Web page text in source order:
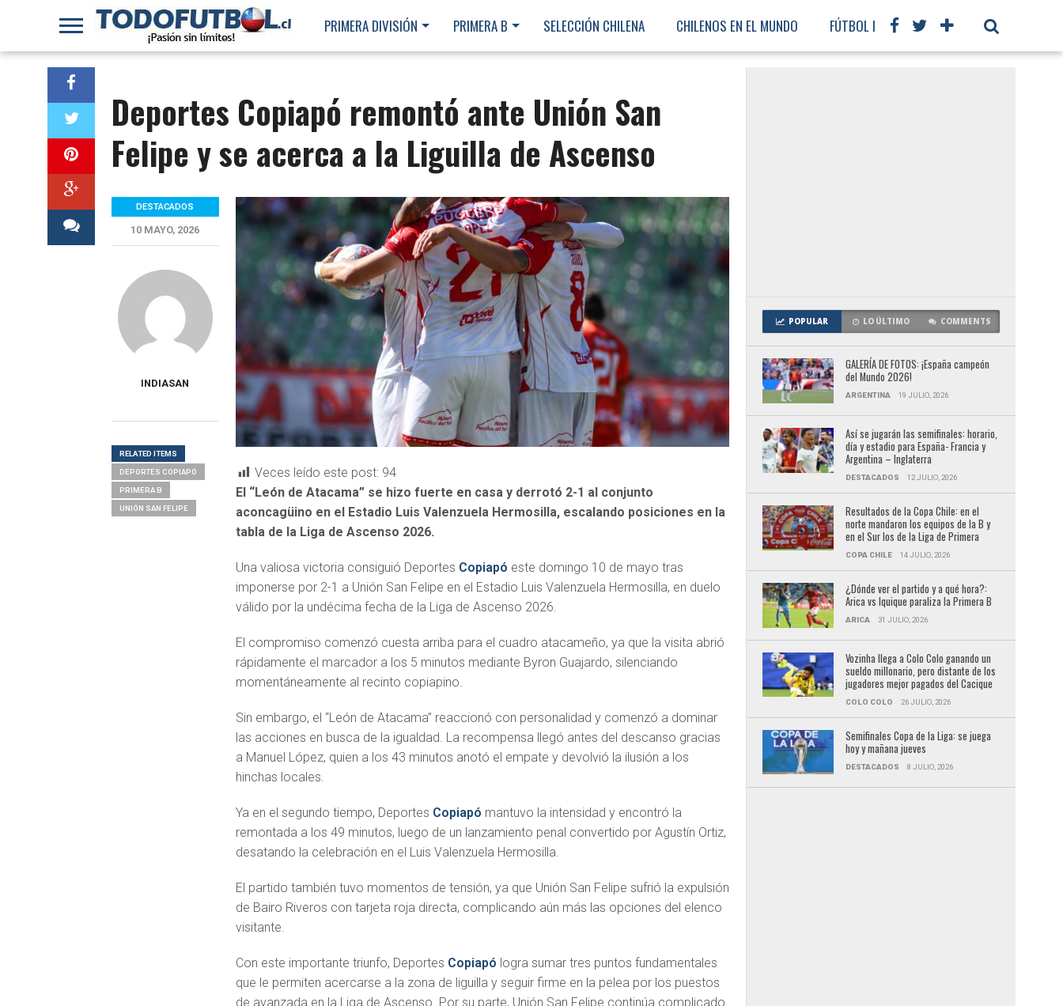
PRIMERA DIVISIÓN PRIMERA B SELECCIÓN CHILENA CHILENOS EN EL MUNDO FÚTBOL INTERNACIONAL
Deportes Copiapó remontó ante Unión San
Felipe y se acerca a la Liguilla de Ascenso
Veces leído este post: 94
El “León de Atacama” se hizo fuerte en casa y derrotó 2-1 al conjunto
aconcagüino en el Estadio Luis Valenzuela Hermosilla, escalando posiciones en la
tabla de la Liga de Ascenso 2026.
Una valiosa victoria consiguió Deportes Copiapó este domingo 10 de mayo tras
imponerse por 2-1 a Unión San Felipe en el Estadio Luis Valenzuela Hermosilla, en duelo
válido por la undécima fecha de la Liga de Ascenso 2026.
El compromiso comenzó cuesta arriba para el cuadro atacameño, ya que la visita abrió
rápidamente el marcador a los 5 minutos mediante Byron Guajardo, silenciando
momentáneamente al recinto copiapino.
Sin embargo, el “León de Atacama” reaccionó con personalidad y comenzó a dominar
las acciones en busca de la igualdad. La recompensa llegó antes del descanso gracias
a Manuel López, quien a los 43 minutos anotó el empate y devolvió la ilusión a los
hinchas locales.
Ya en el segundo tiempo, Deportes Copiapó mantuvo la intensidad y encontró la
remontada a los 49 minutos, luego de un lanzamiento penal convertido por Agustín Ortiz,
desatando la celebración en el Luis Valenzuela Hermosilla.
El partido también tuvo momentos de tensión, ya que Unión San Felipe sufrió la expulsión
de Bairo Riveros con tarjeta roja directa, complicando aún más las opciones del elenco
visitante.
Con este importante triunfo, Deportes Copiapó logra sumar tres puntos fundamentales
que le permiten acercarse a la zona de liguilla y seguir firme en la pelea por los puestos
de avanzada en la Liga de Ascenso. Por su parte, Unión San Felipe continúa complicado
DESTACADOS
10 MAYO, 2026
INDIASAN
RELATED ITEMS
DEPORTES COPIAPÓ
PRIMERA B
UNIÓN SAN FELIPE
POPULAR LO ÚLTIMO COMMENTS
GALERÍA DE FOTOS: ¡España campeón
del Mundo 2026!
ARGENTINA 19 JULIO, 2026
Así se jugarán las semifinales: horario,
día y estadio para España- Francia y
Argentina – Inglaterra
DESTACADOS 12 JULIO, 2026
Resultados de la Copa Chile: en el
norte mandaron los equipos de la B y
en el Sur los de la Liga de Primera
COPA CHILE 14 JULIO, 2026
¿Dónde ver el partido y a qué hora?:
Arica vs Iquique paraliza la Primera B
ARICA 31 JULIO, 2026
Vozinha llega a Colo Colo ganando un
sueldo millonario, pero distante de los
jugadores mejor pagados del Cacique
COLO COLO 26 JULIO, 2026
Semifinales Copa de la Liga: se juega
hoy y mañana jueves
DESTACADOS 8 JULIO, 2026